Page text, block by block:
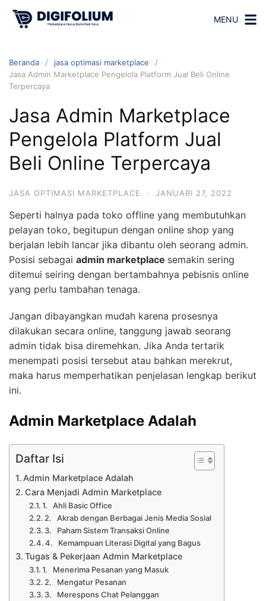
MENU
Beranda
jasa optimasi marketplace
Jasa Admin Marketplace Pengelola Platform Jual Beli Online
Terpercaya
Jasa Admin Marketplace
Pengelola Platform Jual
Beli Online Terpercaya
JASA OPTIMASI MARKETPLACE · JANUARI 27, 2022
Seperti halnya pada toko offline yang membutuhkan
pelayan toko, begitupun dengan online shop yang
berjalan lebih lancar jika dibantu oleh seorang admin.
Posisi sebagai admin marketplace semakin sering
ditemui seiring dengan bertambahnya pebisnis online
yang perlu tambahan tenaga.
Jangan dibayangkan mudah karena prosesnya
dilakukan secara online, tanggung jawab seorang
admin tidak bisa diremehkan. Jika Anda tertarik
menempati posisi tersebut atau bahkan merekrut,
maka harus memperhatikan penjelasan lengkap berikut
ini.
Admin Marketplace Adalah
Daftar Isi
Admin Marketplace Adalah
Cara Menjadi Admin Marketplace
1. Ahli Basic Office
2. Akrab dengan Berbagai Jenis Media Sosial
3. Paham Sistem Transaksi Online
4. Kemampuan Literasi Digital yang Bagus
Tugas & Pekerjaan Admin Marketplace
1. Menerima Pesanan yang Masuk
2. Mengatur Pesanan
3. Merespons Chat Pelanggan